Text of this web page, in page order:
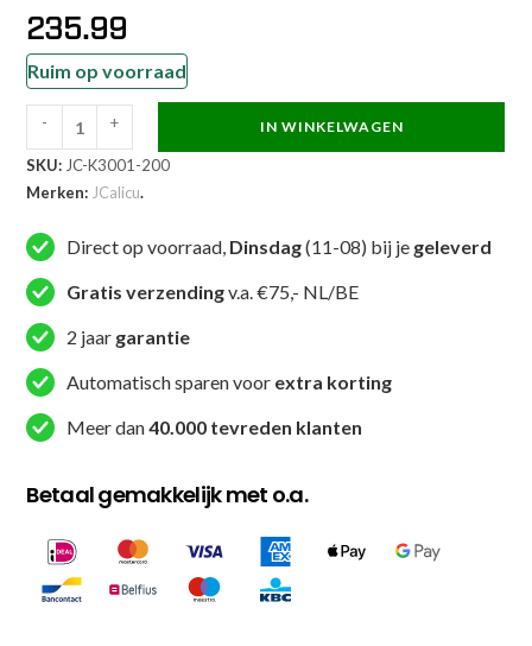
235.99
Ruim op voorraad
JCalicu
Taekwondopak
-
Hero
kyorugi
olympic
taekwondopak
-
Wit
K3001)
- + IN WINKELWAGEN
SKU: JC-K3001-200
Merken: JCalicu.
Direct op voorraad, Dinsdag(11-08) bij je geleverd
Gratis verzendingv.a. €75,- NL/BE
2 jaar garantie
Automatisch sparen voor extra korting
Meer dan40.000 tevreden klanten
Betaal gemakkelijk met o.a.